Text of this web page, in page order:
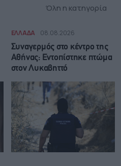
Όλη η κατηγορία
ΕΛΛΑΔΑ 08.08.2026
Συναγερμός στο κέντρο της
Αθήνας: Εντοπίστηκε πτώμα
στον Λυκαβηττό